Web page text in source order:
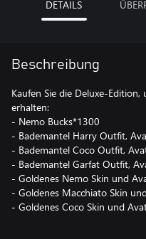
DETAILS
Beschreibung
Kaufen Sie die Deluxe-
erhalten:
- Nemo Bucks*1300
- Bademantel Harry Outfit,
- Bademantel Coco Outfit,
- Bademantel Garfat Outfit,
- Goldenes Nemo Skin und
- Goldenes Macchiato Skin
- Goldenes Coco Skin und